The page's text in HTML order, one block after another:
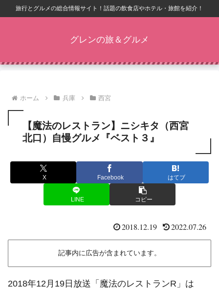
旅行とグルメの総合情報サイト！話題の飲食店やホテル・旅館を紹介！
グレンの旅＆グルメ
ホーム 兵庫 西宮
【魔法のレストラン】ニシキタ（西宮
北口）自慢グルメ『ベスト３』
X Facebook はてブ
LINE コピー
2018.12.19 2022.07.26
記事内に広告が含まれています。
2018年12月19日放送「魔法のレストランR」は